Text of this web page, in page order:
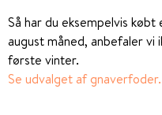
Så har du eksempelvis
august måned, anbefaler vi
første vinter.
Se udvalget af gnaverfoder.